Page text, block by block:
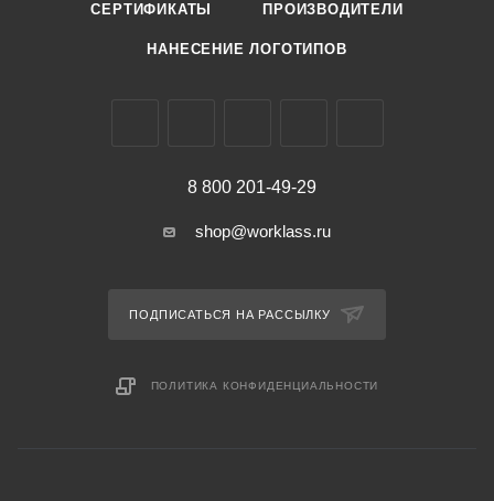
СЕРТИФИКАТЫ ПРОИЗВОДИТЕЛИ
НАНЕСЕНИЕ ЛОГОТИПОВ
8 800 201-49-29
shop@worklass.ru
ПОДПИСАТЬСЯ НА РАССЫЛКУ
ПОЛИТИКА КОНФИДЕНЦИАЛЬНОСТИ